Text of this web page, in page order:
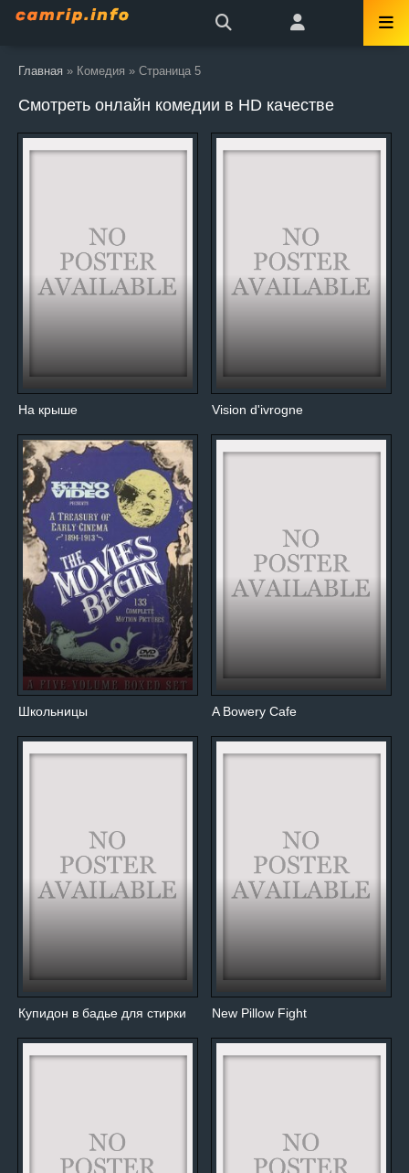
Главная » Комедия » Страница 5
Смотреть онлайн комедии в HD качестве
На крыше Vision d'ivrogne
Школьницы A Bowery Cafe
Купидон в бадье для стирки New Pillow Fight